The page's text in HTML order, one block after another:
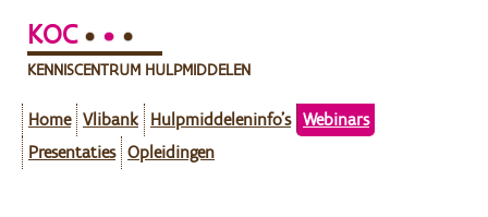
KOC
KENNISCENTRUM HULPMIDDELEN
Home Vlibank Hulpmiddeleninfo's Webinars
Presentaties Opleidingen